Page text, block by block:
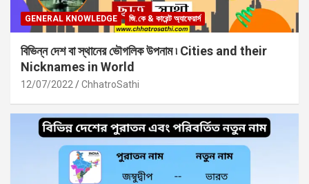
GENERAL KNOWLEDGE জি.কে & কারেন্ট অ্যাফেয়ার্স
বিভিন্ন দেশ বা স্থানের ভৌগলিক উপনাম ৷ Cities and their
Nicknames in World
12/07/2022 ChhatroSathi